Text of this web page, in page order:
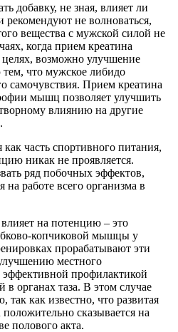
добавку, не зная, влияет ли
не волноваться,
вещества с мужской силой не
когда прием креатина
целях, возможно улучшение
что мужское либидо
самочувствия. Прием креатина
мышц позволяет улучшить
влиянию на другие
часть спортивного питания,
никак не проявляется.
ряд побочных эффектов,
на работе всего организма в
на потенцию – это
копчиковой мышцы у
прорабатывают эти
местного
эффективной профилактикой
в органах таза. В этом случае
как известно, что развитая
сказывается на
полового акта.